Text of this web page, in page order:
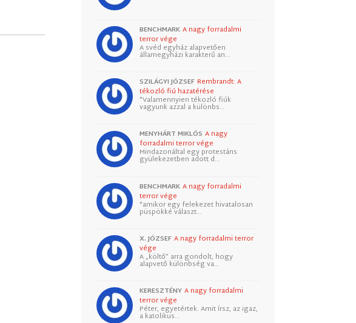
BENCHMARK A nagy forradalmi
terror vége
A svéd egyház alapvetően
államegyházi karakterű an…
SZILÁGYI JÓZSEF Rembrandt: A
tékozló fiú hazatérése
"Valamennyien tékozló fiúk
vagyunk azzal a különbs…
MENYHÁRT MIKLÓS A nagy
forradalmi terror vége
Mindazonáltal egy protestáns
gyülekezetben adott d…
BENCHMARK A nagy forradalmi
terror vége
"amikor egy felekezet hivatalosan
püspökké választ…
X. JÓZSEF A nagy forradalmi terror
vége
A „költő” arra gondolt, hogy
alapvető különbség va…
KERESZTÉNY A nagy forradalmi
terror vége
Péter, egyetértek. Amit írsz, az igaz,
a katolikus…